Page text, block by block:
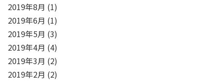
2019年8月 (1)
2019年6月 (1)
2019年5月 (3)
2019年4月 (4)
2019年3月 (2)
2019年2月 (2)